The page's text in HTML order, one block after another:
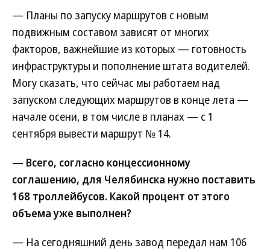
— Планы по запуску маршрутов с новым
подвижным составом зависят от многих
факторов, важнейшие из которых — готовность
инфраструктуры и пополнение штата водителей.
Могу сказать, что сейчас мы работаем над
запуском следующих маршрутов в конце лета —
начале осени, в том числе в планах — с 1
сентября вывести маршрут № 14.
— Всего, согласно концессионному
соглашению, для Челябинска нужно поставить
168 троллейбусов. Какой процент от этого
объема уже выполнен?
— На сегодняшний день завод передал нам 106